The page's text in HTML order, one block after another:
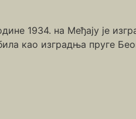
1934. на Међају је
као изградња пруге